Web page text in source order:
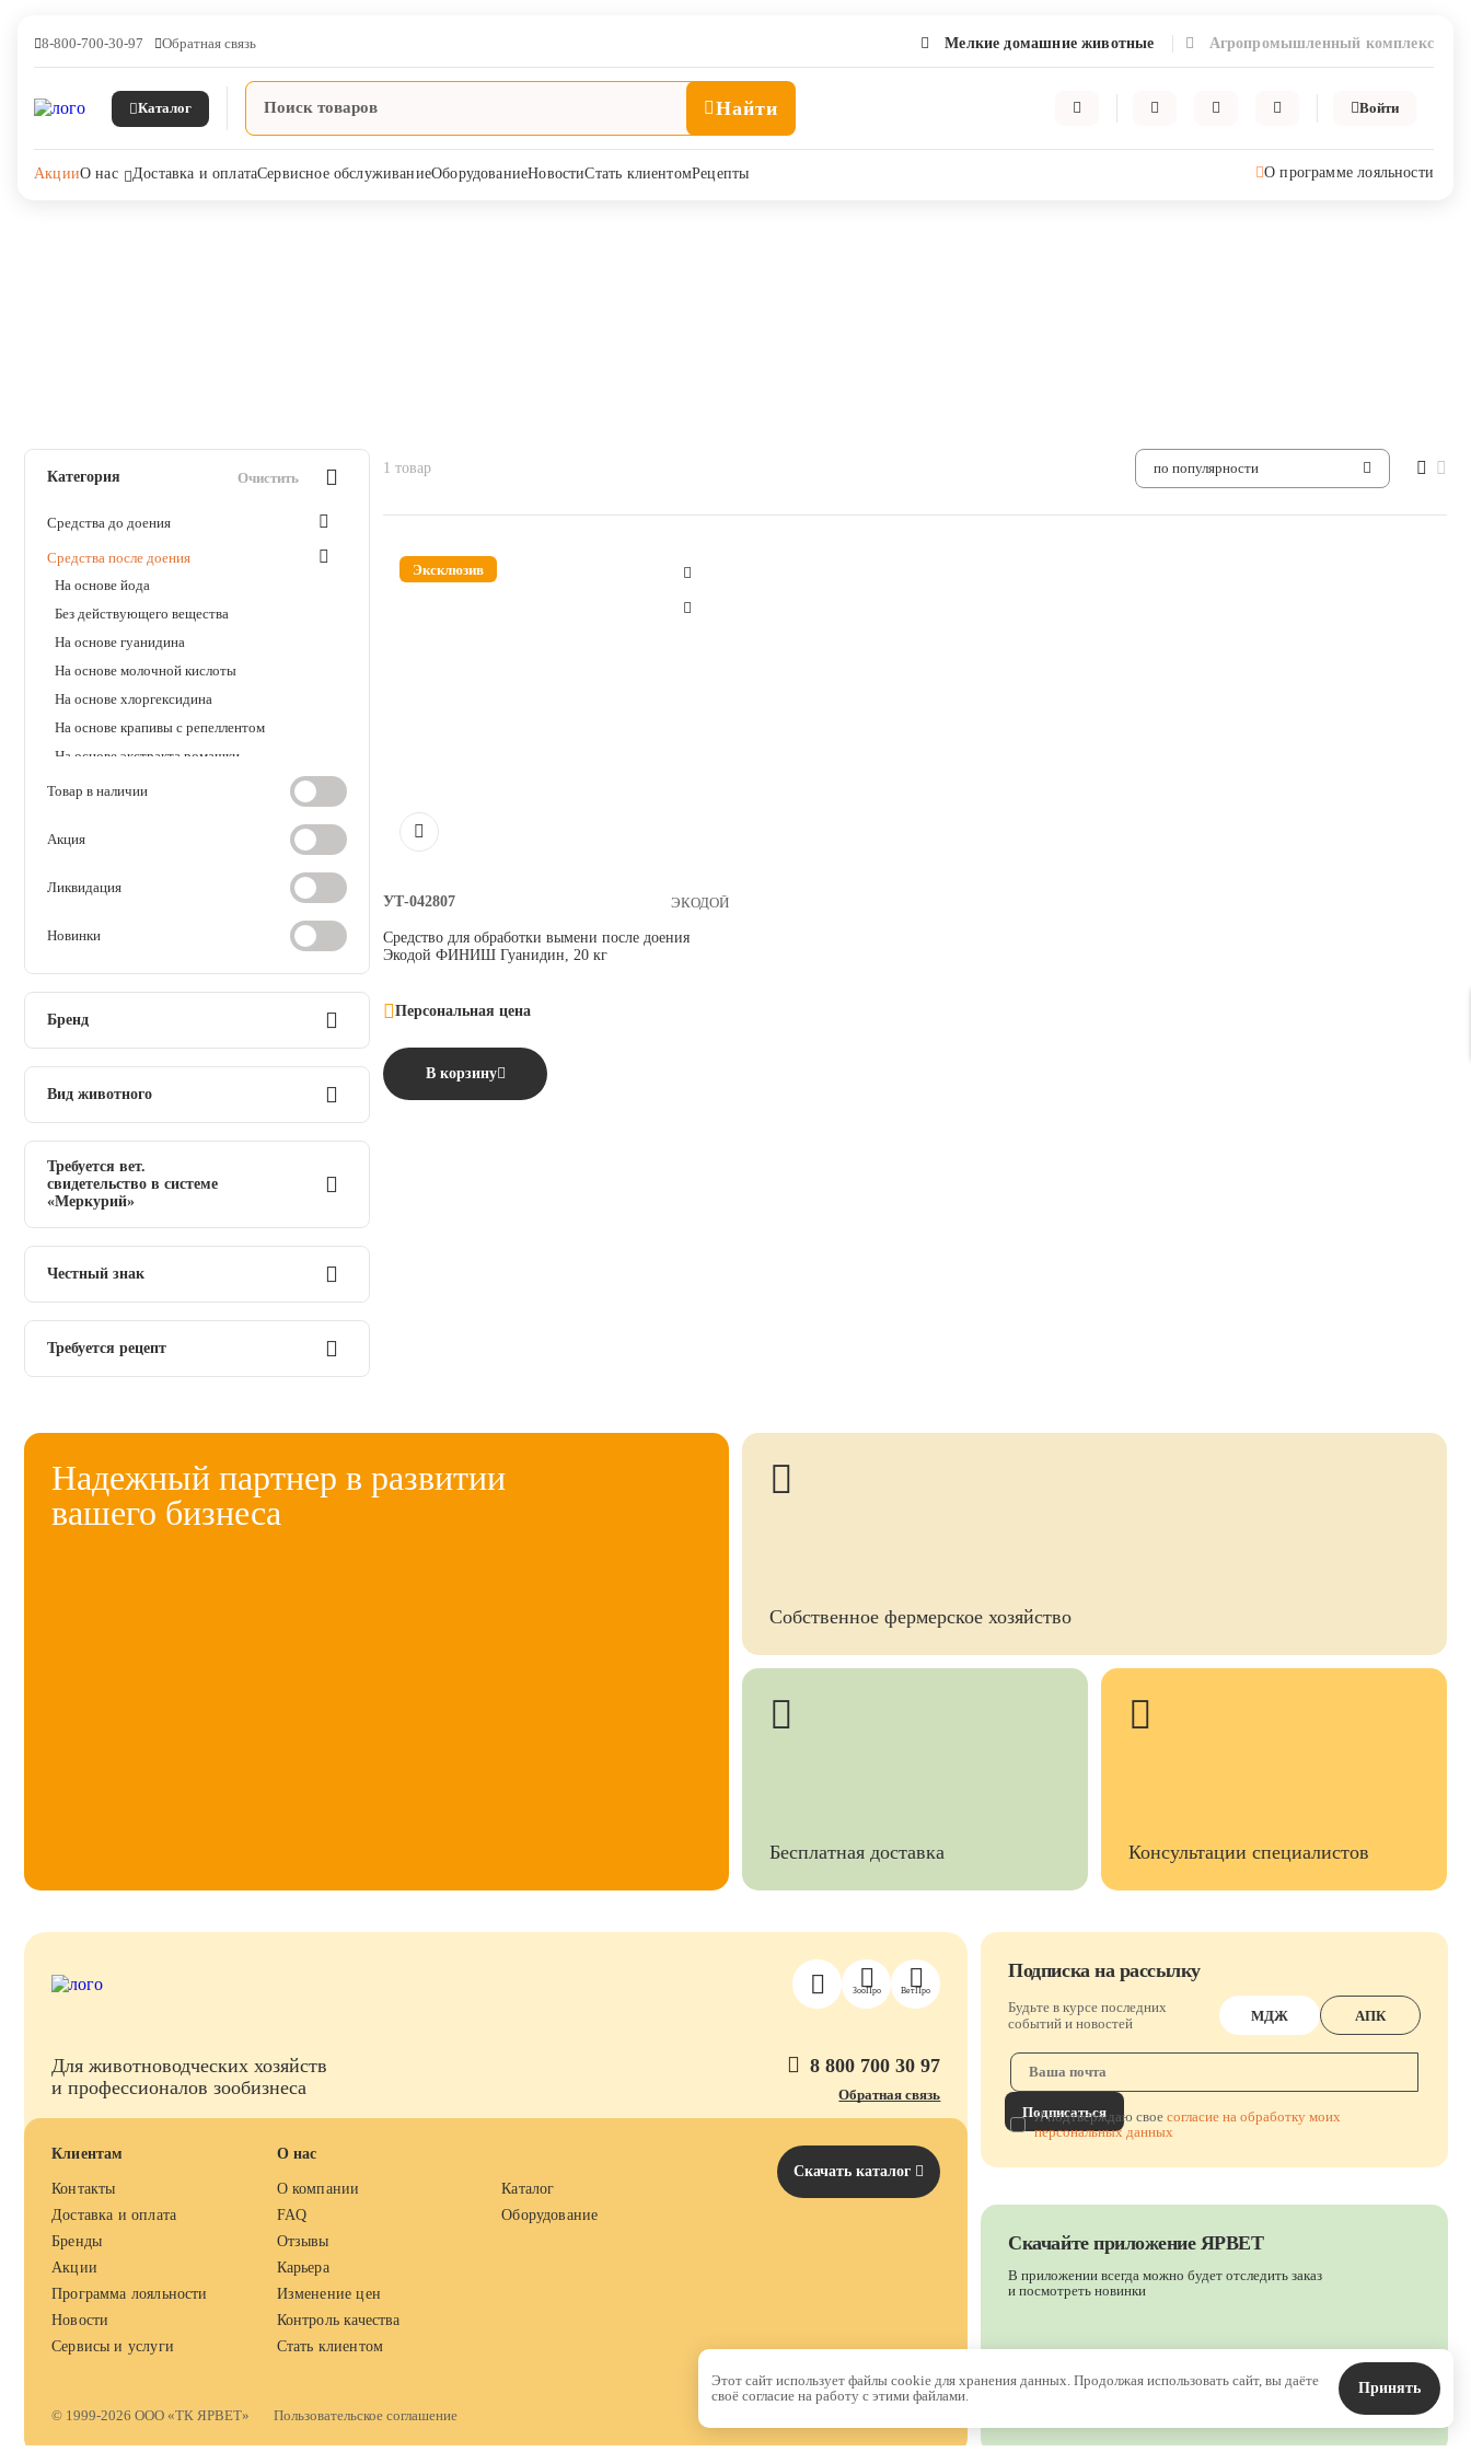
8-800-700-30-97 Обратная связь Мелкие домашние животные Агропромышленный комплекс
Каталог Найти Войти
АкцииО нас Доставка и оплатаСервисное обслуживаниеОборудованиеНовостиСтать клиентомРецепты О программе лояльности
Дезинфекция, дератизация,
Расходные материалы
Шовный материал
Хирургические инструменты
Категория Очистить
Средства до доения
Средства после доения
На основе йода
Без действующего вещества
На основе гуанидина
На основе молочной кислоты
На основе хлоргексидина
На основе крапивы с репеллентом
На основе экстракта ромашки
Бумага и салфетки
Сосковые штифты, свечи
Товар в наличии
Акция
Ликвидация
Новинки
Бренд
Вид животного
Требуется вет.
свидетельство в системе
«Меркурий»
Честный знак
Требуется рецепт
1 товар по популярности
Эксклюзив
УТ-042807 ЭКОДОЙ
Средство для обработки вымени после доения
Экодой ФИНИШ Гуанидин, 20 кг
Персональная цена
В корзину
Надежный партнер в развитии
вашего бизнеса
Собственное фермерское хозяйство
Бесплатная доставка Консультации специалистов
ЗооПро ВетПро
Для животноводческих хозяйств
и профессионалов зообизнеса
8 800 700 30 97
Обратная связь
Клиентам
Контакты
Доставка и оплата
Бренды
Акции
Программа лояльности
Новости
Сервисы и услуги
О нас
О компании
FAQ
Отзывы
Карьера
Изменение цен
Контроль качества
Стать клиентом
Каталог
Оборудование
Скачать каталог
© 1999-2026 ООО «ТК ЯРВЕТ» Пользовательское соглашение
Подписка на рассылку
Будьте в курсе последних
событий и новостей
МДЖ АПК
Подписаться
Я подтверждаю своесогласие на обработку моих
персональных данных
Скачайте приложение ЯРВЕТ
В приложении всегда можно будет отследить заказ
и посмотреть новинки
Наведите камеру и
Этот сайт использует файлы cookie для хранения данных. Продолжая использовать сайт, вы даёте
своё согласие на работу с этими файлами.
Принять